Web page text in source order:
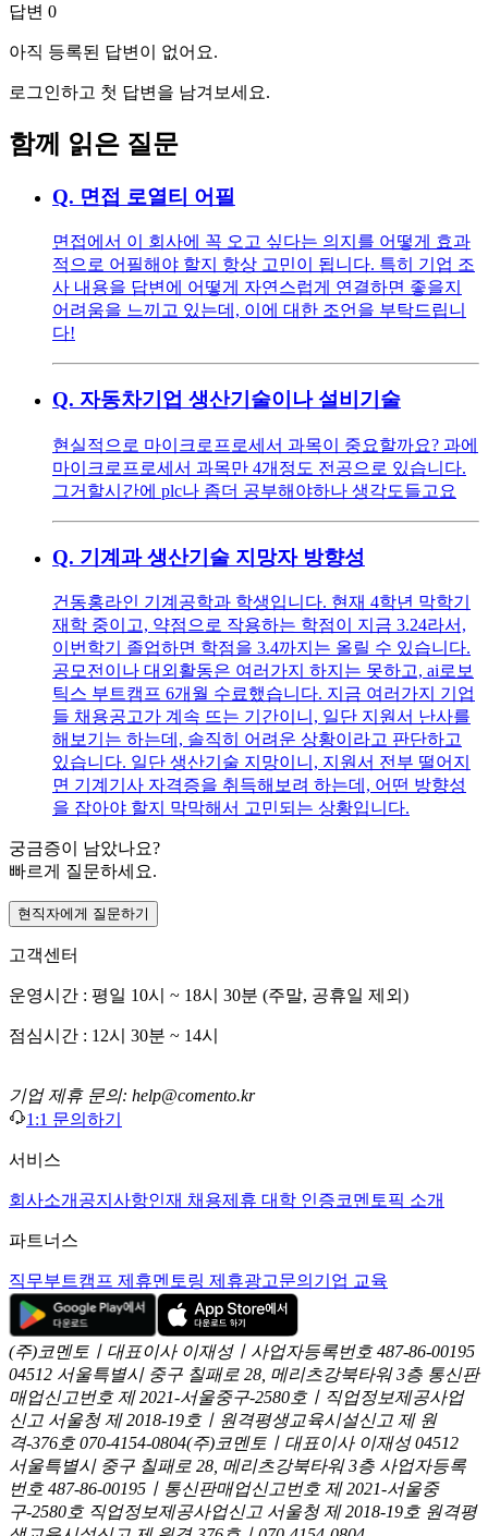
답변 0
아직 등록된 답변이 없어요.
로그인하고 첫 답변을 남겨보세요.
함께 읽은 질문
Q. 면접 로열티 어필
면접에서 이 회사에 꼭 오고 싶다는 의지를 어떻게 효과
적으로 어필해야 할지 항상 고민이 됩니다. 특히 기업 조
사 내용을 답변에 어떻게 자연스럽게 연결하면 좋을지
어려움을 느끼고 있는데, 이에 대한 조언을 부탁드립니
다!
Q. 자동차기업 생산기술이나 설비기술
현실적으로 마이크로프로세서 과목이 중요할까요? 과에
마이크로프로세서 과목만 4개정도 전공으로 있습니다.
그거할시간에 plc나 좀더 공부해야하나 생각도들고요
Q. 기계과 생산기술 지망자 방향성
건동홍라인 기계공학과 학생입니다. 현재 4학년 막학기
재학 중이고, 약점으로 작용하는 학점이 지금 3.24라서,
이번학기 졸업하면 학점을 3.4까지는 올릴 수 있습니다.
공모전이나 대외활동은 여러가지 하지는 못하고, ai로보
틱스 부트캠프 6개월 수료했습니다. 지금 여러가지 기업
들 채용공고가 계속 뜨는 기간이니, 일단 지원서 난사를
해보기는 하는데, 솔직히 어려운 상황이라고 판단하고
있습니다. 일단 생산기술 지망이니, 지원서 전부 떨어지
면 기계기사 자격증을 취득해보려 하는데, 어떤 방향성
을 잡아야 할지 막막해서 고민되는 상황입니다.
궁금증이 남았나요?
빠르게 질문하세요.
현직자에게 질문하기
고객센터
운영시간 : 평일 10시 ~ 18시 30분 (주말, 공휴일 제외)
점심시간 : 12시 30분 ~ 14시
기업 제휴 문의: help@comento.kr
1:1 문의하기
서비스
회사소개 공지사항인재 채용제휴 대학 인증코멘토픽 소개
파트너스
직무부트캠프 제휴멘토링 제휴광고문의 기업 교육
(주)코멘토ㅣ대표이사 이재성ㅣ사업자등록번호 487-86-00195
04512 서울특별시 중구 칠패로 28, 메리츠강북타워 3층 통신판
매업신고번호 제 2021-서울중구-2580호ㅣ직업정보제공사업
신고 서울청 제 2018-19호ㅣ원격평생교육시설신고 제 원
격-376호 070-4154-0804(주)코멘토ㅣ대표이사 이재성 04512
서울특별시 중구 칠패로 28, 메리츠강북타워 3층 사업자등록
번호 487-86-00195ㅣ통신판매업신고번호 제 2021-서울중
구-2580호 직업정보제공사업신고 서울청 제 2018-19호 원격평